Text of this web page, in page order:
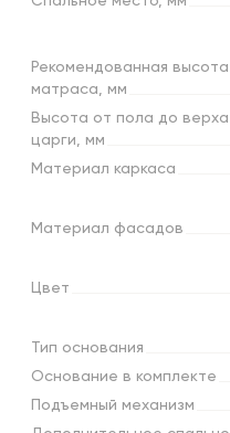
Рекомендованная высота
матраса, мм
Высота от пола до верха
царги, мм
Материал каркаса
Материал фасадов
Цвет
Тип основания
Основание в комплекте
Подъемный механизм